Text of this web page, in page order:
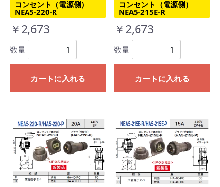
コンセント（電源側）
NEA5-220-R
￥2,673
数量
カートに入れる
コンセント（電源側）
NEA5-215E-R
￥2,673
数量
カートに入れる